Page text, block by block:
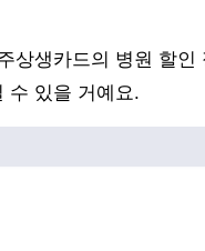
상생카드의 병원 할
수 있을 거예요.